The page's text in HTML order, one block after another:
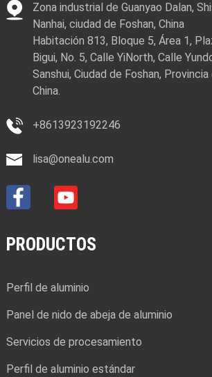
Zona industrial de Guanyao Dalan,
Nanhai, ciudad de Foshan, China
Habitación 813, Bloque 5, Área 1,
Bigui, No. 5, Calle YiNorth, Calle
Sanshui, Ciudad de Foshan, Provincia
China.
+8613923192246
lisa@onealu.com
PRODUCTOS
Perfil de aluminio
Panel de nido de abeja de aluminio
Servicios de procesamiento
Perfil de aluminio estándar